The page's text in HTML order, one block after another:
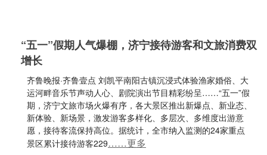
“五一”假期人气爆棚，济宁接待游客和文旅消费双
增长
齐鲁晚报·齐鲁壹点 刘凯平南阳古镇沉浸式体验渔家婚俗、大
运河畔音乐节声动人心、剧院演出节目精彩纷呈……“五一”假
期，济宁文旅市场火爆有序，各大景区推出新爆点、新业态、
新体验、新场景，激发游客多样化、多层次、多维度出游意
愿，接待客流保持高位。据统计，全市纳入监测的24家重点
景区累计接待游客229……更多